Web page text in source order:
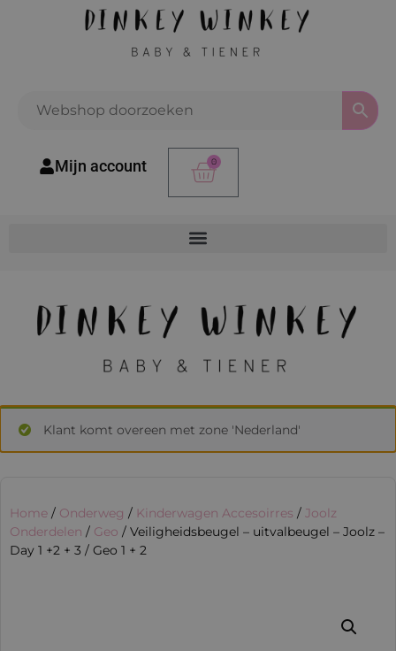
Mijn account 0
Klant komt overeen met zone 'Nederland'
Home / Onderweg / Kinderwagen Accesoirres / Joolz
Onderdelen / Geo / Veiligheidsbeugel – uitvalbeugel – Joolz –
Day 1 +2 + 3 / Geo 1 + 2